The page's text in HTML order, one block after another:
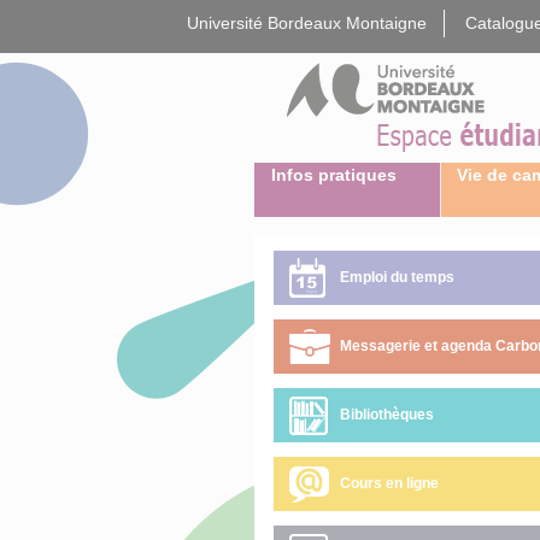
Université Bordeaux Montaigne
Infos pratiques Vie de
Emploi du temps
Messagerie et agenda
Messagerie et agenda
Bibliothèques
Cours en ligne